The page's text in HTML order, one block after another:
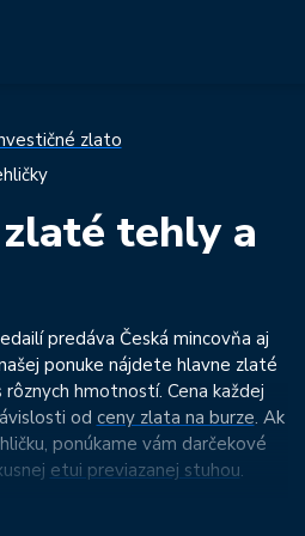
zlato
tehly a
predáva Česká mincovňa aj
ponuke nájdete hlavne zlaté
hmotností. Cena každej
od ceny zlata na burze. Ak
ponúkame vám darčekové
etui previazanej stuhou.
zlatá horúčka a cena zlata